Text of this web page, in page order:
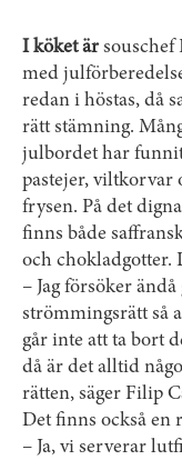
I köket ärsouschef
med
redan i höstas, då
rätt stämning.
julbordet har
pastejer, viltkorvar
frysen. På det
finns både
och chokladgotter.
– Jag försöker
strömmingsrätt så
går inte att ta bort
då är det alltid
rätten, säger Filip
Det finns också en
– Ja, vi serverar